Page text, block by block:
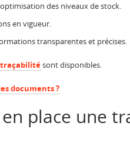
des niveaux de stock.
en vigueur.
transparentes et précises.
sont disponibles.
documents ?
place une